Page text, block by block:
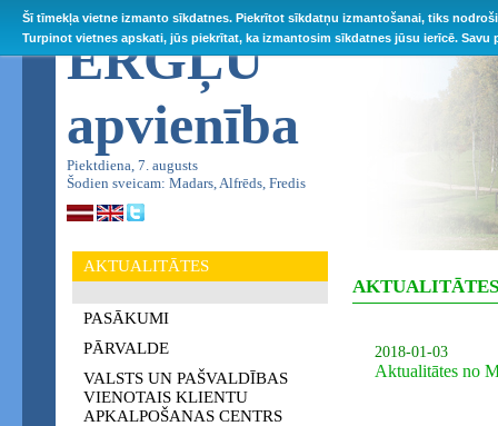
Šī tīmekļa vietne izmanto sīkdatnes. Piekrītot sīkdatņu izmantošanai, tiks
Turpinot vietnes apskati, jūs piekrītat, ka izmantosim sīkdatnes jūsu ierīcē.
ĒRGĻU
apvienība
Piektdiena, 7. augusts
Šodien sveicam: Madars, Alfrēds, Fredis
AKTUALITĀTES
PASĀKUMI
PĀRVALDE
VALSTS UN PAŠVALDĪBAS
VIENOTAIS KLIENTU
APKALPOŠANAS CENTRS
AKTUALITĀTES
2018-01-03
Aktualitātes no